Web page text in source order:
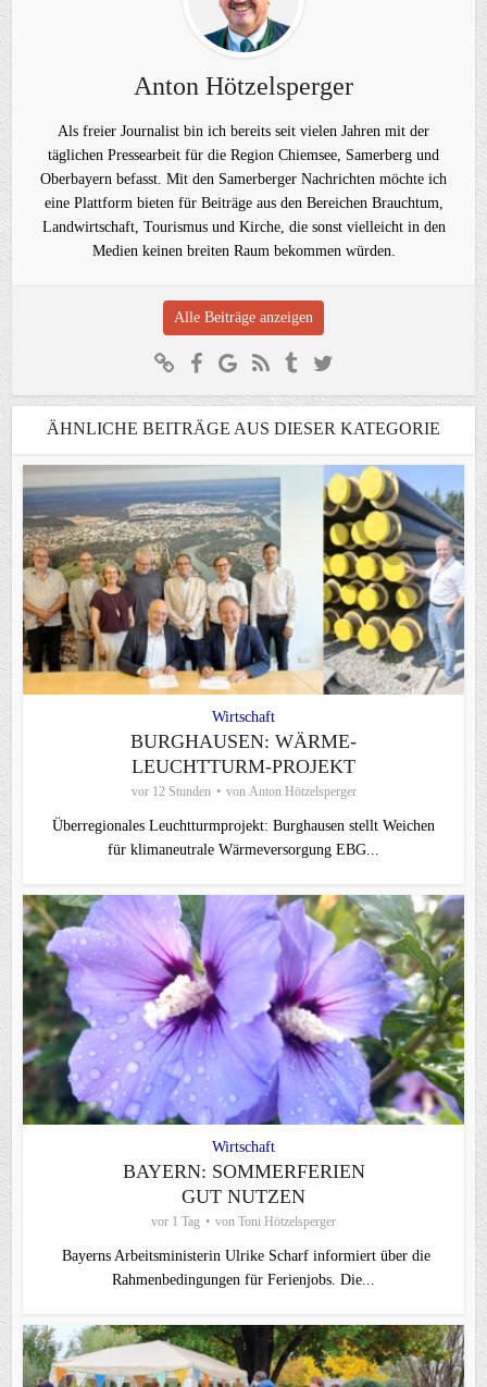
Anton Hötzelsperger
Als freier Journalist bin ich bereits seit vielen Jahren mit der
täglichen Pressearbeit für die Region Chiemsee, Samerberg und
Oberbayern befasst. Mit den Samerberger Nachrichten möchte ich
eine Plattform bieten für Beiträge aus den Bereichen Brauchtum,
Landwirtschaft, Tourismus und Kirche, die sonst vielleicht in den
Medien keinen breiten Raum bekommen würden.
Alle Beiträge anzeigen
ÄHNLICHE BEITRÄGE AUS DIESER KATEGORIE
Wirtschaft
BURGHAUSEN: WÄRME-
LEUCHTTURM-PROJEKT
vor 12 Stunden von Anton Hötzelsperger
Überregionales Leuchtturmprojekt: Burghausen stellt Weichen
für klimaneutrale Wärmeversorgung EBG...
Wirtschaft
BAYERN: SOMMERFERIEN
GUT NUTZEN
vor 1 Tag von Toni Hötzelsperger
Bayerns Arbeitsministerin Ulrike Scharf informiert über die
Rahmenbedingungen für Ferienjobs. Die...